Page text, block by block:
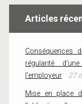
Articles
Conséquences
régularité
l’employeur
27
Mise en place